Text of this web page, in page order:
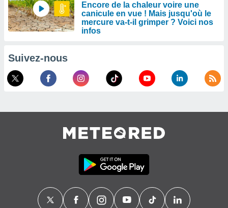
Encore de la chaleur voire une
canicule en vue ! Mais jusqu'où le
mercure va-t-il grimper ? Voici nos
infos
Suivez-nous